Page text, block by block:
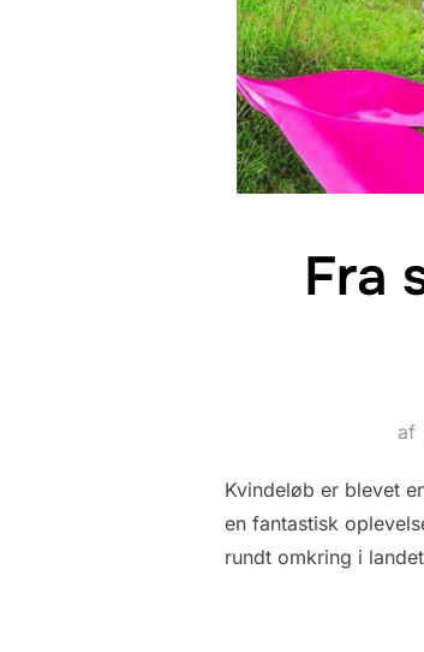
Fra
af
Kvindeløb er blevet
en fantastisk
rundt omkring i